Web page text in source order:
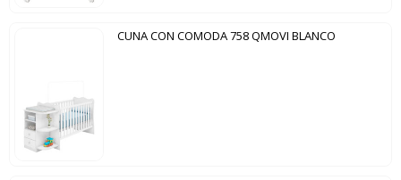
CUNA CON COMODA 758 QMOVI BLANCO